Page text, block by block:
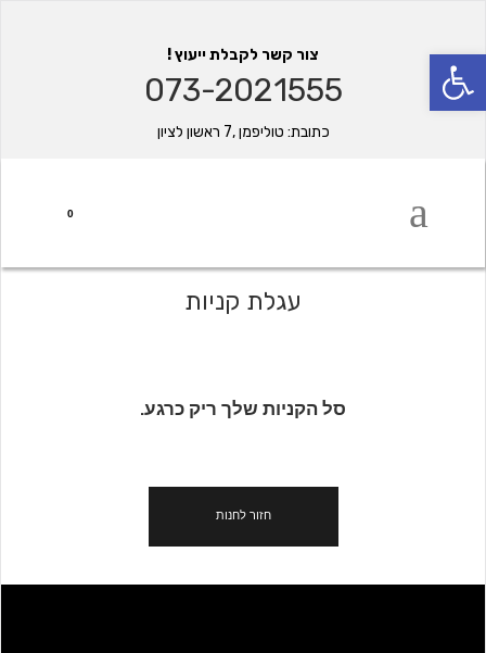
צור קשר לקבלת ייעוץ !
073-2021555
כתובת: טוליפמן ,7 ראשון לציון
0
עגלת קניות
סל הקניות שלך ריק כרגע.
חזור לחנות
פתח סרגל נגישות